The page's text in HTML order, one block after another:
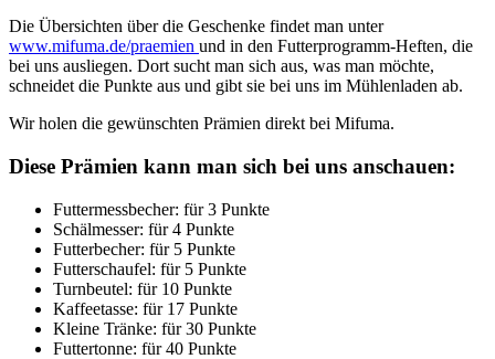
Die Übersichten über die Geschenke findet man unter
www.mifuma.de/praemien und in den Futterprogramm-Heften, die
bei uns ausliegen. Dort sucht man sich aus, was man möchte,
schneidet die Punkte aus und gibt sie bei uns im Mühlenladen ab.
Wir holen die gewünschten Prämien direkt bei Mifuma.
Diese Prämien kann man sich bei uns anschauen:
Futtermessbecher: für 3 Punkte
Schälmesser: für 4 Punkte
Futterbecher: für 5 Punkte
Futterschaufel: für 5 Punkte
Turnbeutel: für 10 Punkte
Kaffeetasse: für 17 Punkte
Kleine Tränke: für 30 Punkte
Futtertonne: für 40 Punkte